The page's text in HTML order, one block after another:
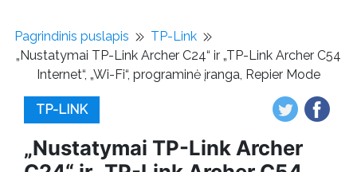
Pagrindinis puslapis
TP-Link
„Nustatymai TP-Link Archer C24“ ir „TP-Link Archer C54
Internet“, „Wi-Fi“, programinė įranga, Repier Mode
TP-LINK
„Nustatymai TP-Link Archer